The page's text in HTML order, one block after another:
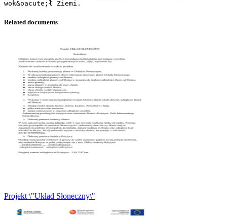
Related documents
Projekt \"Układ Słoneczny\"